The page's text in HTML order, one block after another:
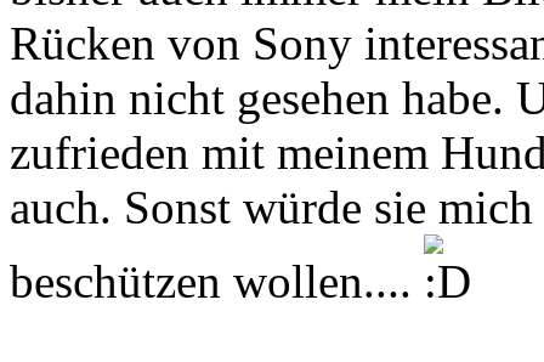
Rücken von Sony
dahin nicht gesehen habe.
zufrieden mit meinem
auch. Sonst würde sie
beschützen wollen....